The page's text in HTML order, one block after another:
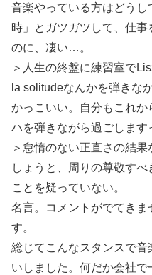
音楽やっている方はどう
時」とガツガツして、仕
のに、凄い…。
＞人生の終盤に練習室で
la solitudeなんかを弾きな
かっこいい。自分もこれ
ハを弾きながら過ごします
＞怠惰のない正直さの結
しょうと、周りの尊敬す
ことを疑っていない。
名言。コメントがでてきま
す。
総じてこんなスタンスで
いしました。何だか会社